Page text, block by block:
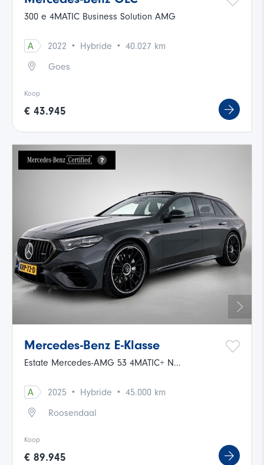
300 e 4MATIC Business Solution AMG
A 2022 · Hybride · 40.027 km
Goes
Koop
€ 43.945
Mercedes-Benz E-Klasse
Estate Mercedes-AMG 53 4MATIC+ N...
A 2025 · Hybride · 45.000 km
Roosendaal
Koop
€ 89.945